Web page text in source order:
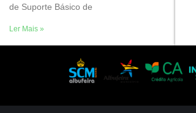
de Suporte Básico de
Ler Mais »